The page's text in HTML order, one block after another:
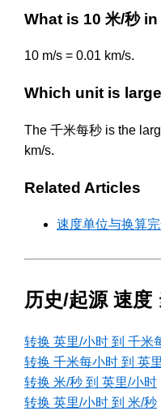
What is 10 米/秒 in
10 m/s = 0.01 km/s.
Which unit is
The 千米每秒 is the
km/s.
Related Articles
速度单位与换算
历史/起源 速度
转换 英里/小时 到 千米
转换 千米每小时 到 英
转换 米/秒 到 英里/小时
转换 英里/小时 到 米/秒